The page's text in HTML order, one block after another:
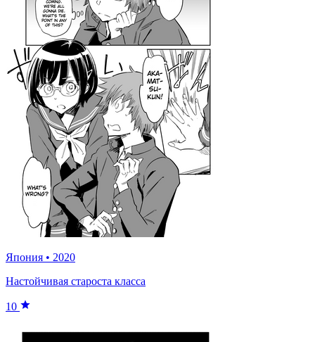
Япония • 2020
Настойчивая староста класса
10